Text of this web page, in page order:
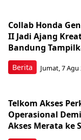
Berita
Collab Honda
II Jadi Ajang
Bandung
Jumat, 7 Agu
Telkom Akses
Operasional
Akses Merata ke